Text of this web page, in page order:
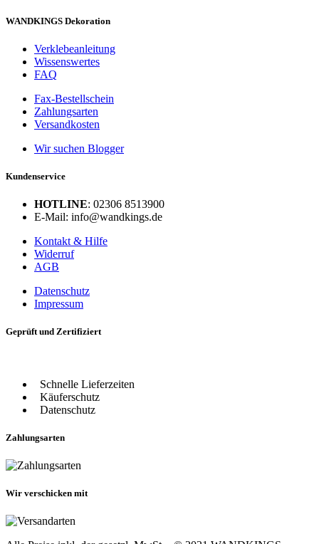
WANDKINGS Dekoration
Verklebeanleitung
Wissenswertes
FAQ
Fax-Bestellschein
Zahlungsarten
Versandkosten
Wir suchen Blogger
Kundenservice
HOTLINE: 02306 8513900
E-Mail: info@wandkings.de
Kontakt & Hilfe
Widerruf
AGB
Datenschutz
Impressum
Geprüft und Zertifiziert
Schnelle Lieferzeiten
Käuferschutz
Datenschutz
Zahlungsarten
Wir verschicken mit